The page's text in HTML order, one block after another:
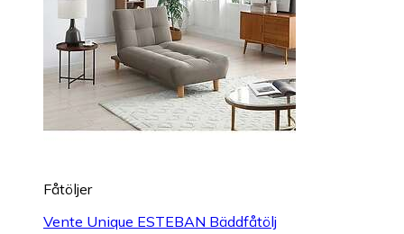
Fåtöljer
Vente Unique ESTEBAN Bäddfåtölj